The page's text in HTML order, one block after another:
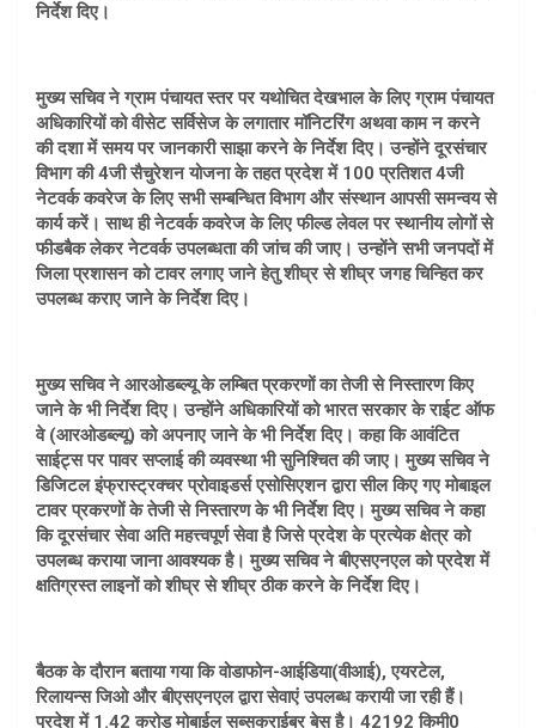
निर्देश दिए।
मुख्य सचिव ने ग्राम पंचायत स्तर पर यथोचित देखभाल के लिए ग्राम पंचायत
अधिकारियों को वीसेट सर्विसेज के लगातार मॉनिटरिंग अथवा काम न करने
की दशा में समय पर जानकारी साझा करने के निर्देश दिए। उन्होंने दूरसंचार
विभाग की 4जी सैचुरेशन योजना के तहत प्रदेश में 100 प्रतिशत 4जी
नेटवर्क कवरेज के लिए सभी सम्बन्धित विभाग और संस्थान आपसी समन्वय से
कार्य करें। साथ ही नेटवर्क कवरेज के लिए फील्ड लेवल पर स्थानीय लोगों से
फीडबैक लेकर नेटवर्क उपलब्धता की जांच की जाए। उन्होंने सभी जनपदों में
जिला प्रशासन को टावर लगाए जाने हेतु शीघ्र से शीघ्र जगह चिन्हित कर
उपलब्ध कराए जाने के निर्देश दिए।
मुख्य सचिव ने आरओडब्ल्यू के लम्बित प्रकरणों का तेजी से निस्तारण किए
जाने के भी निर्देश दिए। उन्होंने अधिकारियों को भारत सरकार के राईट ऑफ
वे (आरओडब्ल्यू) को अपनाए जाने के भी निर्देश दिए। कहा कि आवंटित
साईट्स पर पावर सप्लाई की व्यवस्था भी सुनिश्चित की जाए। मुख्य सचिव ने
डिजिटल इंफ्रास्ट्रक्चर प्रोवाइडर्स एसोसिएशन द्वारा सील किए गए मोबाइल
टावर प्रकरणों के तेजी से निस्तारण के भी निर्देश दिए। मुख्य सचिव ने कहा
कि दूरसंचार सेवा अति महत्त्वपूर्ण सेवा है जिसे प्रदेश के प्रत्येक क्षेत्र को
उपलब्ध कराया जाना आवश्यक है। मुख्य सचिव ने बीएसएनएल को प्रदेश में
क्षतिग्रस्त लाइनों को शीघ्र से शीघ्र ठीक करने के निर्देश दिए।
बैठक के दौरान बताया गया कि वोडाफोन-आईडिया(वीआई), एयरटेल,
रिलायन्स जिओ और बीएसएनएल द्वारा सेवाएं उपलब्ध करायी जा रही हैं।
प्रदेश में 1.42 करोड़ मोबाईल सब्सक्राईबर बेस है। 42192 किमी0